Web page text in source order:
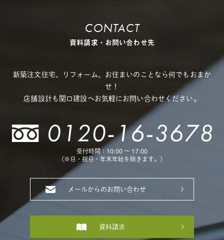
CONTACT
資料請求・お問い合わせ先
新築注文住宅、リフォーム、お住まいのことなら何でもおまか
せ！
店舗設計も関口建設へお気軽にお問い合わせください。
受付時間：10:00 〜 17:00
(※日・祝日・年末年始を除きます。)
メールからのお問い合わせ
資料請求